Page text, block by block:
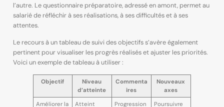
l’autre. Le questionnaire préparatoire, adressé en amont, permet au
salarié de réfléchir à ses réalisations, à ses difficultés et à ses
attentes.
Le recours à un tableau de suivi des objectifs s’avère également
pertinent pour visualiser les progrès réalisés et ajuster les priorités.
Voici un exemple de tableau à utiliser :
Objectif
Niveau
d’atteinte
Commenta
ires
Nouveaux
axes
Améliorer la
Atteint
Progression
Poursuivre